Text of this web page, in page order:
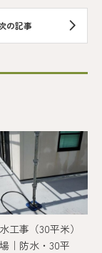
工事（30平米）
｜防水・30平